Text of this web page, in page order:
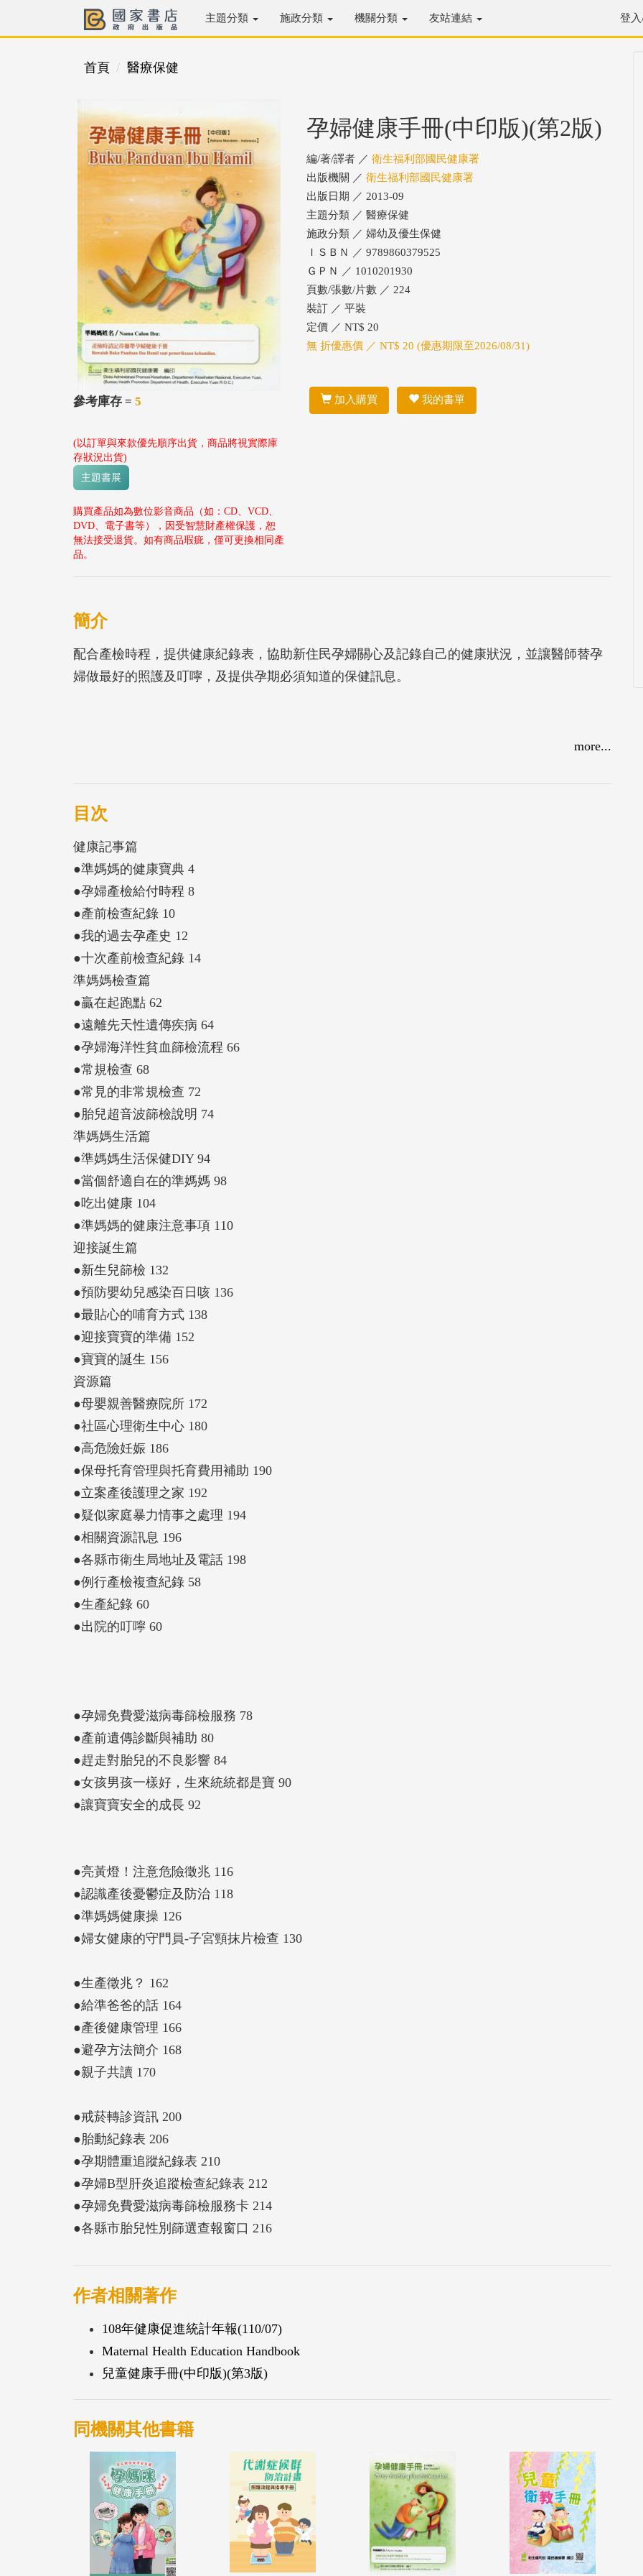
主題分類 施政分類 機關分類 友站連結 登
首頁 醫療保健
參考庫存 = 5
(以訂單與來款優先順序出貨，商品將視實際庫
存狀況出貨)
主題書展
購買產品如為數位影音商品（如：CD、VCD、
DVD、電子書等），因受智慧財產權保護，恕
無法接受退貨。如有商品瑕疵，僅可更換相同產
品。
孕婦健康手冊(中印版)(第2版)
編/著/譯者 ／ 衛生福利部國民健康署
出版機關 ／ 衛生福利部國民健康署
出版日期 ／ 2013-09
主題分類 ／ 醫療保健
施政分類 ／ 婦幼及優生保健
ＩＳＢＮ ／ 9789860379525
ＧＰＮ ／ 1010201930
頁數/張數/片數 ／ 224
裝訂 ／ 平裝
定價 ／ NT$ 20
無 折優惠價 ／ NT$ 20 (優惠期限至2026/08/31)
加入購買 我的書單
簡介
配合產檢時程，提供健康紀錄表，協助新住民孕婦關心及記錄自己的健康狀況，並讓醫師替孕
婦做最好的照護及叮嚀，及提供孕期必須知道的保健訊息。
more...
目次
健康記事篇
●準媽媽的健康寶典 4
●孕婦產檢給付時程 8
●產前檢查紀錄 10
●我的過去孕產史 12
●十次產前檢查紀錄 14
準媽媽檢查篇
●贏在起跑點 62
●遠離先天性遺傳疾病 64
●孕婦海洋性貧血篩檢流程 66
●常規檢查 68
●常見的非常規檢查 72
●胎兒超音波篩檢說明 74
準媽媽生活篇
●準媽媽生活保健DIY 94
●當個舒適自在的準媽媽 98
●吃出健康 104
●準媽媽的健康注意事項 110
迎接誕生篇
●新生兒篩檢 132
●預防嬰幼兒感染百日咳 136
●最貼心的哺育方式 138
●迎接寶寶的準備 152
●寶寶的誕生 156
資源篇
●母嬰親善醫療院所 172
●社區心理衛生中心 180
●高危險妊娠 186
●保母托育管理與托育費用補助 190
●立案產後護理之家 192
●疑似家庭暴力情事之處理 194
●相關資源訊息 196
●各縣市衛生局地址及電話 198
●例行產檢複查紀錄 58
●生產紀錄 60
●出院的叮嚀 60
●孕婦免費愛滋病毒篩檢服務 78
●產前遺傳診斷與補助 80
●趕走對胎兒的不良影響 84
●女孩男孩一樣好，生來統統都是寶 90
●讓寶寶安全的成長 92
●亮黃燈！注意危險徵兆 116
●認識產後憂鬱症及防治 118
●準媽媽健康操 126
●婦女健康的守門員-子宮頸抹片檢查 130
●生產徵兆？ 162
●給準爸爸的話 164
●產後健康管理 166
●避孕方法簡介 168
●親子共讀 170
●戒菸轉診資訊 200
●胎動紀錄表 206
●孕期體重追蹤紀錄表 210
●孕婦B型肝炎追蹤檢查紀錄表 212
●孕婦免費愛滋病毒篩檢服務卡 214
●各縣市胎兒性別篩選查報窗口 216
作者相關著作
108年健康促進統計年報(110/07)
Maternal Health Education Handbook
兒童健康手冊(中印版)(第3版)
同機關其他書籍